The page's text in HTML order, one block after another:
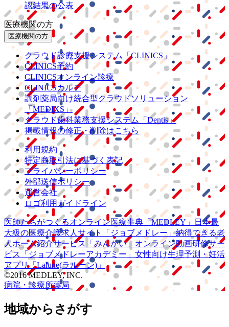
認結果の公表
医療機関の方
医療機関の方
クラウド診療支援システム
「CLINICS」
CLINICS予約
CLINICSオンライン診療
CLINICSカルテ
調剤薬局向け統合型クラウドソリューション
「MEDIXS」
クラウド歯科業務支援システム
「Dentis」
掲載情報の修正・削除はこちら
利用規約
特定商取引法に基づく表記
プライバシーポリシー
外部送信ポリシー
運営会社
ロゴ利用ガイドライン
医師たちがつくるオンライン医療事典 「MEDLEY」
日本最
大級の医療介護求人サイト 「ジョブメドレー」納得できる老
人ホーム紹介サービス
「みんかい」 オンライン動画研修サー
ビス
「ジョブメドレーアカデミー」 女性向け生理予測・妊活
アプリ「Lalune(ラルーン)」
©2016 MEDLEY, INC.
病院・診療所薬局
地域からさがす